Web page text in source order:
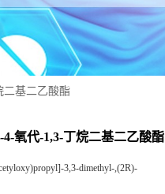
二基二乙酸酯
氧代-1,3-丁烷二基二乙酸酯
3,3-dimethyl-,(2R)-